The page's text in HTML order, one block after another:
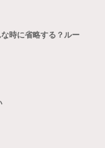
時に省略する？ルー